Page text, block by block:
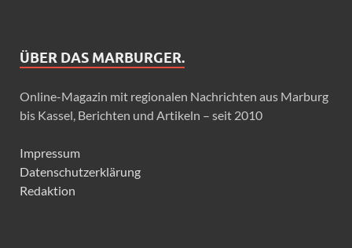
ÜBER DAS MARBURGER.
Online-Magazin mit regionalen Nachrichten aus Marburg
bis Kassel, Berichten und Artikeln – seit 2010
Impressum
Datenschutzerklärung
Redaktion